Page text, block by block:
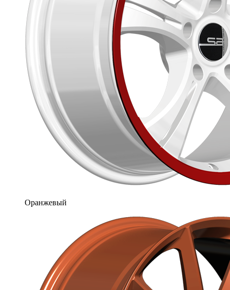
Оранжевый